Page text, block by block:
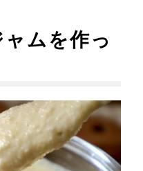
ムを作っ